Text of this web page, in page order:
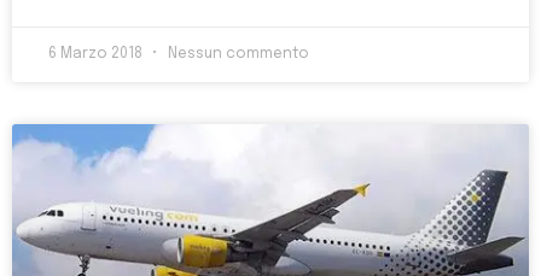
6 Marzo 2018 Nessun commento